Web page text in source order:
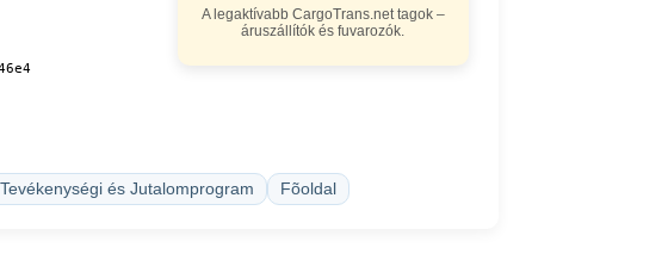
A legaktívabb CargoTrans.net tagok –
áruszállítók és fuvarozók.
és Jutalomprogram Fõoldal